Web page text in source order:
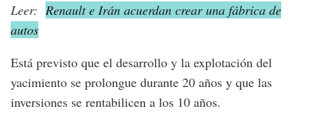
Leer: Renault e Irán acuerdan crear una fábrica de
autos
Está previsto que el desarrollo y la explotación del
yacimiento se prolongue durante 20 años y que las
inversiones se rentabilicen a los 10 años.